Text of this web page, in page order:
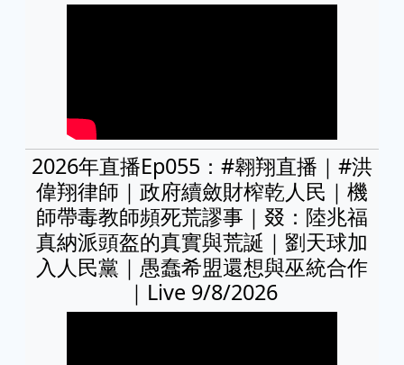
2026年直播Ep055：#翱翔直播｜#洪
偉翔律師｜政府續斂財榨乾人民｜機
師帶毒教師頻死荒謬事｜叕：陸兆福
真納派頭盔的真實與荒誕｜劉天球加
入人民黨｜愚蠢希盟還想與巫統合作
｜Live 9/8/2026